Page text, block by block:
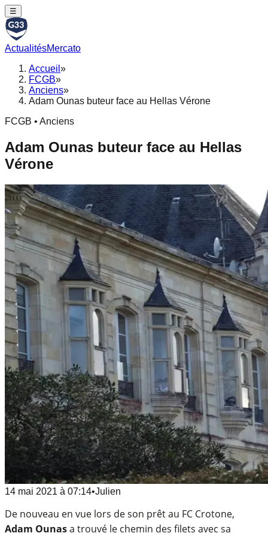
☰
ActualitésMercato
Accueil »
FCGB»
Anciens»
Adam Ounas buteur face au Hellas Vérone
FCGB • Anciens
Adam Ounas buteur face au Hellas
Vérone
14 mai 2021 à 07:14•Julien
De nouveau en vue lors de son prêt au FC Crotone,
Adam Ounasa trouvé le chemin des filets avec sa